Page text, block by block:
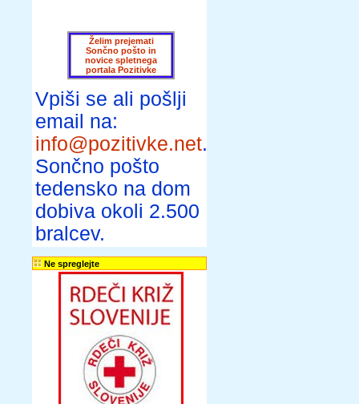
Želim prejemati
Sončno pošto in
novice spletnega
portala Pozitivke
Vpiši se ali pošlji
email na:
info@pozitivke.net.
Sončno pošto
tedensko na dom
dobiva okoli 2.500
bralcev.
Ne spreglejte